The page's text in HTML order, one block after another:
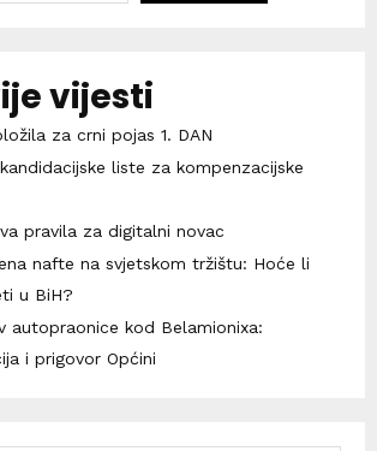
vijesti
za crni pojas 1. DAN
liste za kompenzacijske
pravila za digitalni novac
nafte na svjetskom tržištu: Hoće li
u BiH?
autopraonice kod Belamionixa:
i prigovor Općini